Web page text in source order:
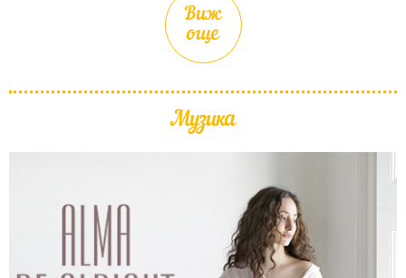
Виж
още
Музика